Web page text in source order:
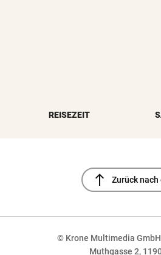
REISEZEIT
north Zurück nach
© Krone Multimedia GmbH
Muthgasse 2,